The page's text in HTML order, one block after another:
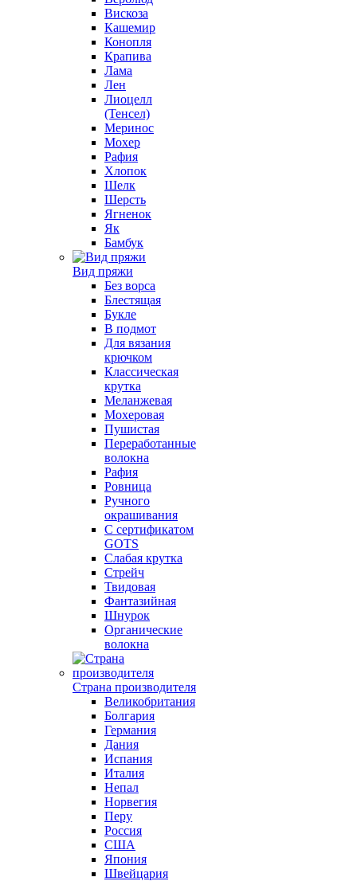
Вискоза
Кашемир
Конопля
Крапива
Лама
Лен
Лиоцелл
(Тенсел)
Меринос
Мохер
Рафия
Хлопок
Шелк
Шерсть
Ягненок
Як
Бамбук
Вид пряжи
Без ворса
Блестящая
Букле
В подмот
Для вязания
крючком
Классическая
крутка
Меланжевая
Мохеровая
Пушистая
Переработанные
волокна
Рафия
Ровница
Ручного
окрашивания
С сертификатом
GOTS
Слабая крутка
Стрейч
Твидовая
Фантазийная
Шнурок
Органические
волокна
Страна производителя
Великобритания
Болгария
Германия
Дания
Испания
Италия
Непал
Норвегия
Перу
Россия
США
Япония
Швейцария